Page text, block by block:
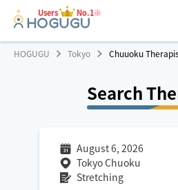
Users No.1※
HOGUGU Tokyo Chuuoku
Search
August 6, 2026
Tokyo Chuoku
Stretching